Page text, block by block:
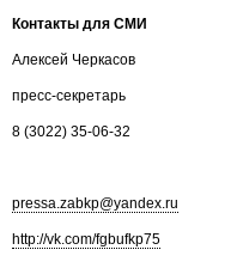
Контакты для СМИ
Алексей Черкасов
пресс-секретарь
8 (3022) 35-06-32
pressa.zabkp@yandex.ru
http://vk.com/fgbufkp75